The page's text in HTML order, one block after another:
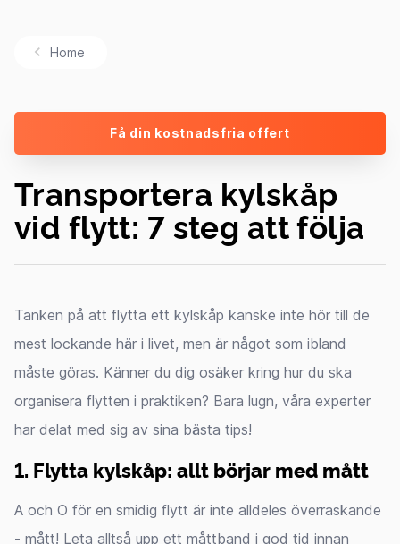
Home
Få din kostnadsfria offert
Transportera kylskåp
vid flytt: 7 steg att följa
Tanken på att flytta ett kylskåp kanske inte hör till de
mest lockande här i livet, men är något som ibland
måste göras. Känner du dig osäker kring hur du ska
organisera flytten i praktiken? Bara lugn, våra experter
har delat med sig av sina bästa tips!
1. Flytta kylskåp: allt börjar med mått
A och O för en smidig flytt är inte alldeles överraskande
- mått! Leta alltså upp ett måttband i god tid innan